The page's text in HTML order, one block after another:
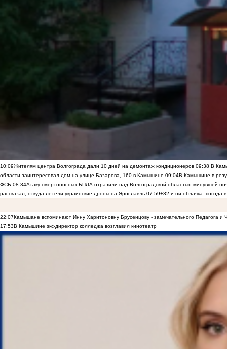
10:09Жителям центра Волгограда дали 10 дней на демонтаж кондиционеров 09:38 В
области заинтересовал дом на улице Базарова, 160 в Камышине 09:04В Камышине в
ФСБ 08:34Атаку смертоносных БПЛА отразили над Волгоградской областью минувшей
рассказал, откуда летели украинские дроны на Ярославль 07:59+32 и ни облачка: погода
22:07Камышане вспоминают Инну Харитоновну Брусенцову - замечательного Педагога и
17:53В Камышине экс-директор колледжа возглавил кинотеатр